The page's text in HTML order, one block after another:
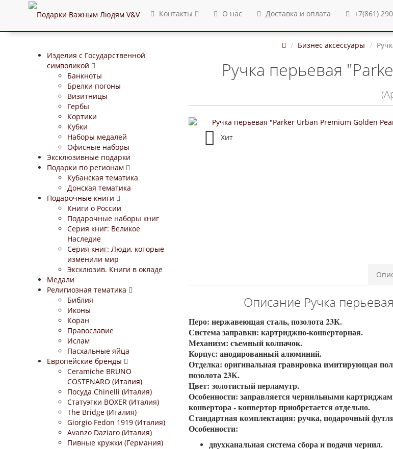
Контакты О нас Доставка и оплата +7(861)
Изделия с Государственной
символикой
Банкноты
Брелки погоны
Визитницы
Гербы
Кортики
Кубки
Наборы медалей
Офисные наборы
Эксклюзивные подарки
Подарки по регионам
Кубанская тематика
Донская тематика
Подарочные книги
Книги о России
Подарочные наборы книг
Серия книг: Великое
Наследие
Серия книг: Люди, которые
изменили мир
Эксклюзив. Книги в окладе
Медали
Религиозная тематика
Библия
Иконы
Коран
Православие
Ислам
Пасхальные яйца
Европейские бренды
Ceramiche BRUNO
COSTENARO (Италия)
Посуда Chinelli (Италия)
Статуэтки BOXER (Италия)
The Bridge (Италия)
Giorgio Fedon 1919 (Италия)
Avanzo Daziaro (Италия)
Пивные кружки (Германия)
Бизнес аксессуары
Ручка перьевая
Хит
Описание Ручка
Перо: нержавеющая сталь, позолота 23К.
Система заправки: картриджно-конверторная.
Механизм: съемный колпачок.
Корпус: анодированный алюминий.
Отделка: оригинальная гравировка имитирующая
позолота 23К.
Цвет: золотистый перламутр.
Особенности: заправляется чернильными
конвертора - конвертор приобретается отдельно.
Стандартная комплектация: ручка, подарочный
Особенности:
двухканальная система сбора и подачи чернил.